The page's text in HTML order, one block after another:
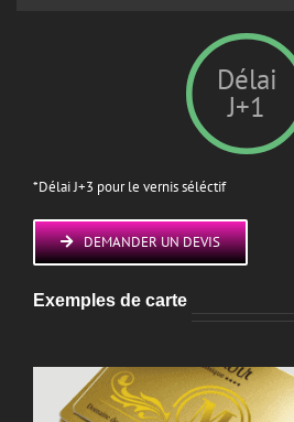
Délai
J+1
*Délai J+3 pour le vernis séléctif
DEMANDER UN DEVIS
Exemples de carte